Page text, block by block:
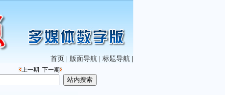
首页 版面导航| 标题导航|
上一期 下一期